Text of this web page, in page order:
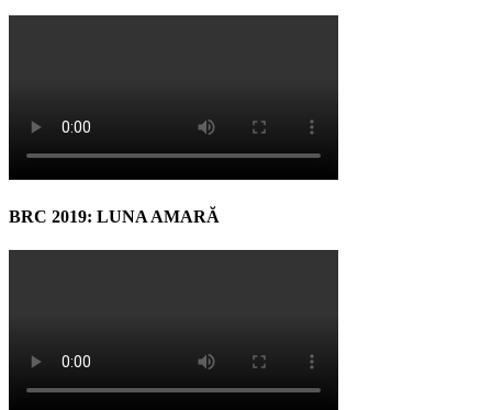
BRC 2019: LUNA AMARĂ